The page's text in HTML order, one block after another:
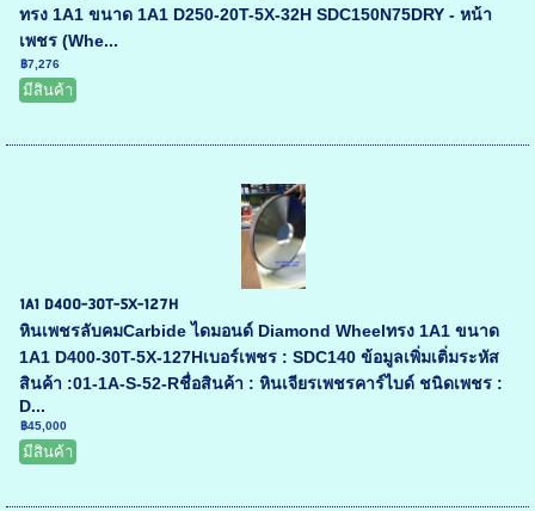
ทรง 1A1 ขนาด 1A1 D250-20T-5X-32H SDC150N75DRY - หน้า
เพชร (Whe...
฿7,276
มีสินค้า
1A1 D400-30T-5X-127H
หินเพชรลับคมCarbide ไดมอนด์ Diamond Wheelทรง 1A1 ขนาด
1A1 D400-30T-5X-127Hเบอร์เพชร : SDC140 ข้อมูลเพิ่มเติ่มระหัส
สินค้า :01-1A-S-52-Rชื่อสินค้า : หินเจียรเพชรคาร์ไบด์ ชนิดเพชร :
D...
฿45,000
มีสินค้า